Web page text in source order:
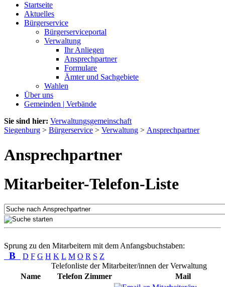
Startseite
Aktuelles
Bürgerservice
Bürgerserviceportal
Verwaltung
Ihr Anliegen
Ansprechpartner
Formulare
Ämter und Sachgebiete
Wahlen
Über uns
Gemeinden | Verbände
Sie sind hier: Verwaltungsgemeinschaft
Siegenburg > Bürgerservice > Verwaltung > Ansprechpartner
Ansprechpartner
Mitarbeiter-Telefon-Liste
Sprung zu den Mitarbeitern mit dem Anfangsbuchstaben:
B D F G H K L M O R S Z
Telefonliste der Mitarbeiter/innen der Verwaltung
Name
Telefon Zimmer
Mail